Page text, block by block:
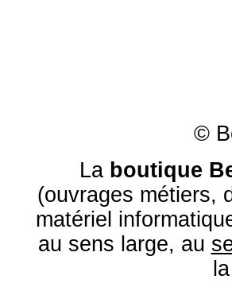
©
La boutique
(ouvrages métiers,
matériel
au sens large, au
la